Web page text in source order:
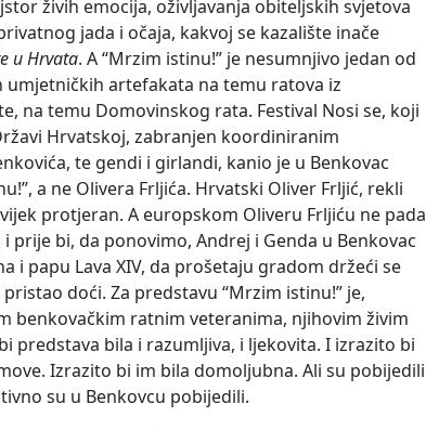
živih emocija, oživljavanja obiteljskih svjetova
jada i očaja, kakvoj se kazalište inače
u Hrvata. A “Mrzim istinu!” je nesumnjivo jedan od
artefakata na temu ratova iz
na temu Domovinskog rata. Festival Nosi se, koji
Hrvatskoj, zabranjen koordiniranim
te gendi i girlandi, kanio je u Benkovac
a ne Olivera Frljića. Hrvatski Oliver Frljić, rekli
protjeran. A europskom Oliveru Frljiću ne pada
prije bi, da ponovimo, Andrej i Genda u Benkovac
i papu Lava XIV, da prošetaju gradom držeći se
doći. Za predstavu “Mrzim istinu!” je,
benkovačkim ratnim veteranima, njihovim živim
predstava bila i razumljiva, i ljekovita. I izrazito bi
Izrazito bi im bila domoljubna. Ali su pobijedili
su u Benkovcu pobijedili.